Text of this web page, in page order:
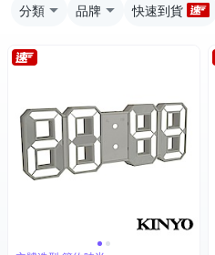
分類 品牌 快速到貨